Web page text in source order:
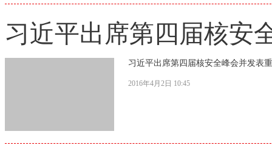
习近平出席第四届核安
习近平出席第四届核安全峰会并发表
2016年4月2日 10:45